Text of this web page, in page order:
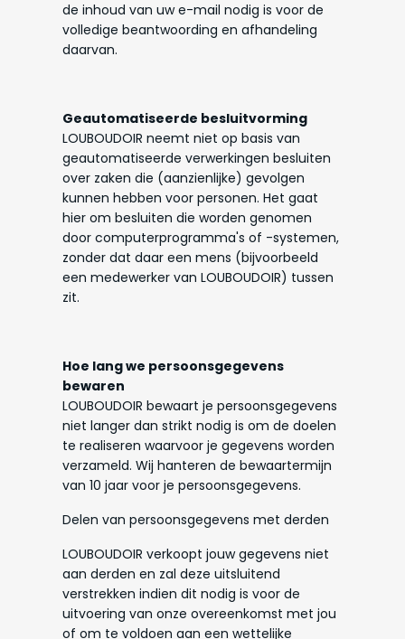
de inhoud van uw e-mail nodig is voor de
volledige beantwoording en afhandeling
daarvan.
Geautomatiseerde besluitvorming
LOUBOUDOIR neemt niet op basis van
geautomatiseerde verwerkingen besluiten
over zaken die (aanzienlijke) gevolgen
kunnen hebben voor personen. Het gaat
hier om besluiten die worden genomen
door computerprogramma's of -systemen,
zonder dat daar een mens (bijvoorbeeld
een medewerker van LOUBOUDOIR) tussen
zit.
Hoe lang we persoonsgegevens
bewaren
LOUBOUDOIR bewaart je persoonsgegevens
niet langer dan strikt nodig is om de doelen
te realiseren waarvoor je gegevens worden
verzameld. Wij hanteren de bewaartermijn
van 10 jaar voor je persoonsgegevens.
Delen van persoonsgegevens met derden
LOUBOUDOIR verkoopt jouw gegevens niet
aan derden en zal deze uitsluitend
verstrekken indien dit nodig is voor de
uitvoering van onze overeenkomst met jou
of om te voldoen aan een wettelijke